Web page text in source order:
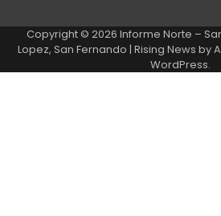
Copyright © 2026 Informe Norte –
Lopez, San Fernando | Rising News by
WordPress.